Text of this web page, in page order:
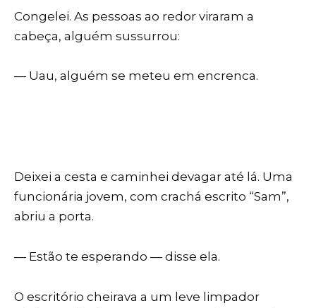
Congelei. As pessoas ao redor viraram a
cabeça, alguém sussurrou:
— Uau, alguém se meteu em encrenca.
Deixei a cesta e caminhei devagar até lá. Uma
funcionária jovem, com crachá escrito “Sam”,
abriu a porta.
— Estão te esperando — disse ela.
O escritório cheirava a um leve limpador